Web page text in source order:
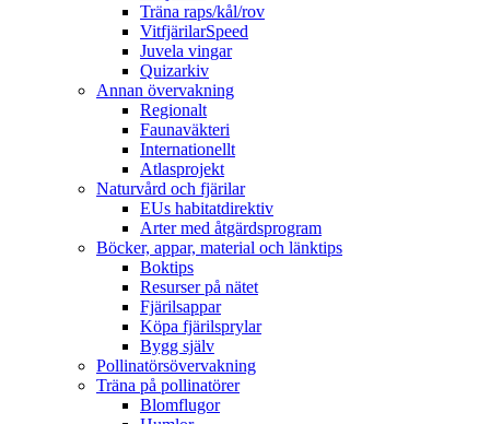
Träna raps/kål/rov
VitfjärilarSpeed
Juvela vingar
Quizarkiv
Annan övervakning
Regionalt
Faunaväkteri
Internationellt
Atlasprojekt
Naturvård och fjärilar
EUs habitatdirektiv
Arter med åtgärdsprogram
Böcker, appar, material och länktips
Boktips
Resurser på nätet
Fjärilsappar
Köpa fjärilsprylar
Bygg själv
Pollinatörsövervakning
Träna på pollinatörer
Blomflugor